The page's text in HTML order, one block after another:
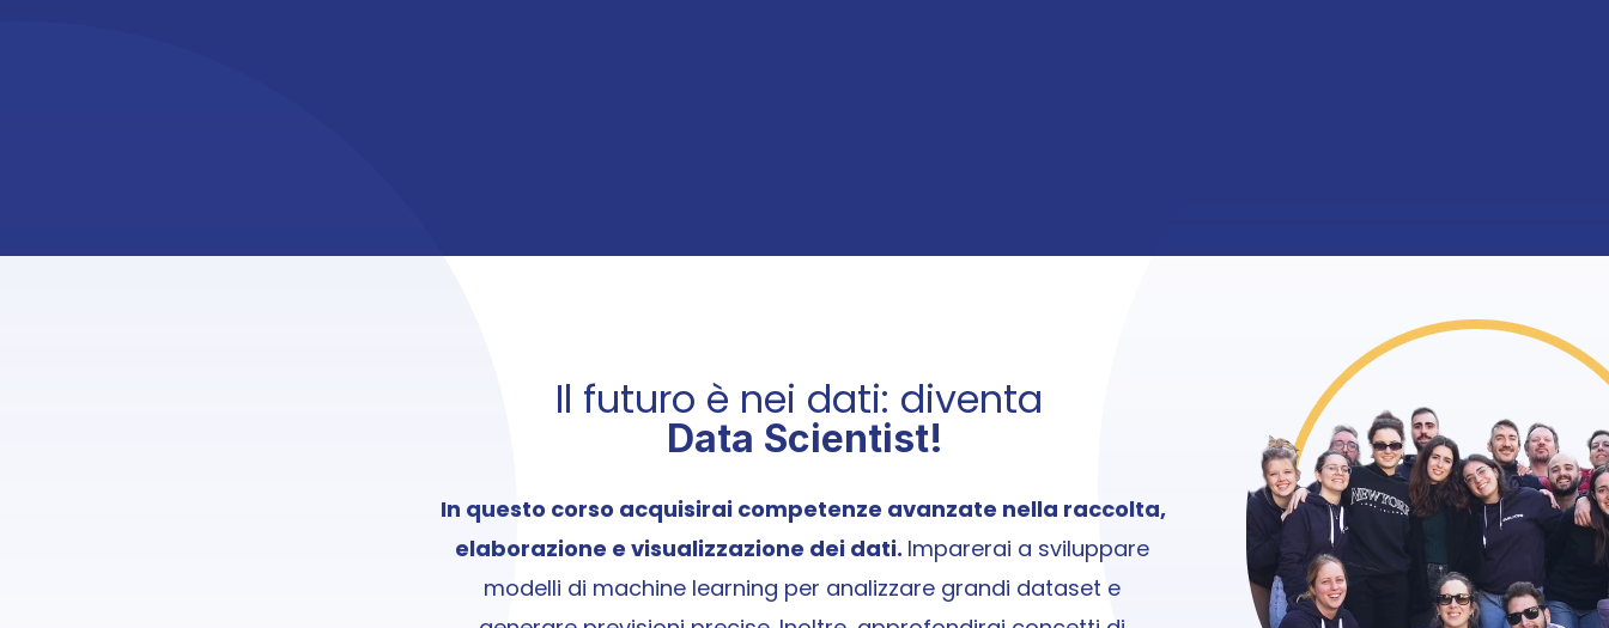
Data Scientist!
In questo corso acquisirai competenze avanzate nella raccolta,
elaborazione e visualizzazione dei dati. Imparerai a sviluppare
modelli di machine learning per analizzare grandi dataset e